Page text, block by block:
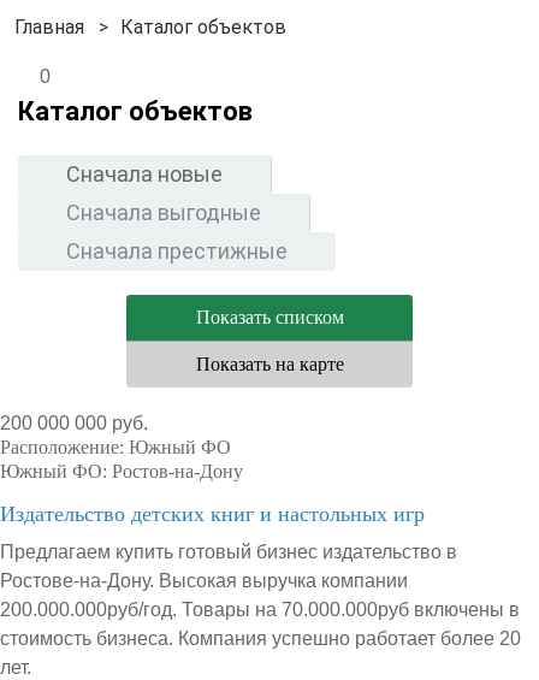
Каталог объектов
0
Каталог объектов
Сначала новые
Сначала выгодные
Сначала престижные
Показать списком
Показать на карте
200 000 000 руб.
Расположение: Южный ФО
Южный ФО: Ростов-на-Дону
Издательство детских книг и настольных игр
Предлагаем купить готовый бизнес издательство в
Ростове-на-Дону. Высокая выручка компании
200.000.000руб/год. Товары на 70.000.000руб включены в
стоимость бизнеса. Компания успешно работает более 20
лет.